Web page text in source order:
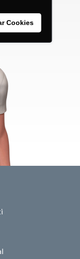
Cookies